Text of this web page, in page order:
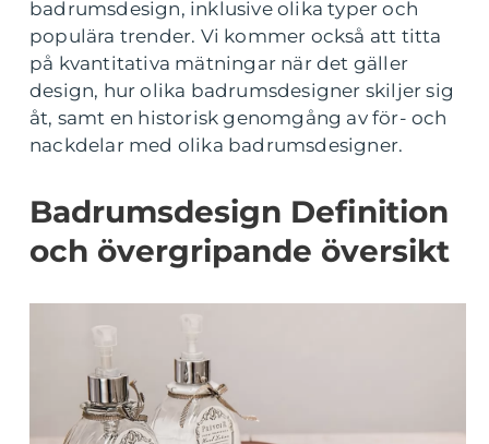
badrumsdesign, inklusive olika typer och
populära trender. Vi kommer också att titta
på kvantitativa mätningar när det gäller
design, hur olika badrumsdesigner skiljer sig
åt, samt en historisk genomgång av för- och
nackdelar med olika badrumsdesigner.
Badrumsdesign Definition
och övergripande översikt